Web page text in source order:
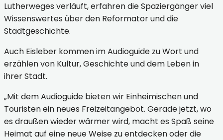
Lutherweges verläuft, erfahren die Spaziergänger viel
Wissenswertes über den Reformator und die
Stadtgeschichte.
Auch Eisleber kommen im Audioguide zu Wort und
erzählen von Kultur, Geschichte und dem Leben in
ihrer Stadt.
„Mit dem Audioguide bieten wir Einheimischen und
Touristen ein neues Freizeitangebot. Gerade jetzt, wo
es draußen wieder wärmer wird, macht es Spaß seine
Heimat auf eine neue Weise zu entdecken oder die